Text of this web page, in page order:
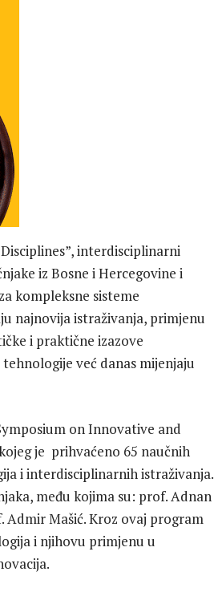
interdisciplinarni
iz Bosne i Hercegovine i
kompleksne sisteme
najnovija istraživanja, primjenu
i praktične izazove
već danas mijenjaju
on Innovative and
je prihvaćeno 65 naučnih
i interdisciplinarnih istraživanja.
među kojima su: prof. Adnan
Admir Mašić. Kroz ovaj program
i njihovu primjenu u